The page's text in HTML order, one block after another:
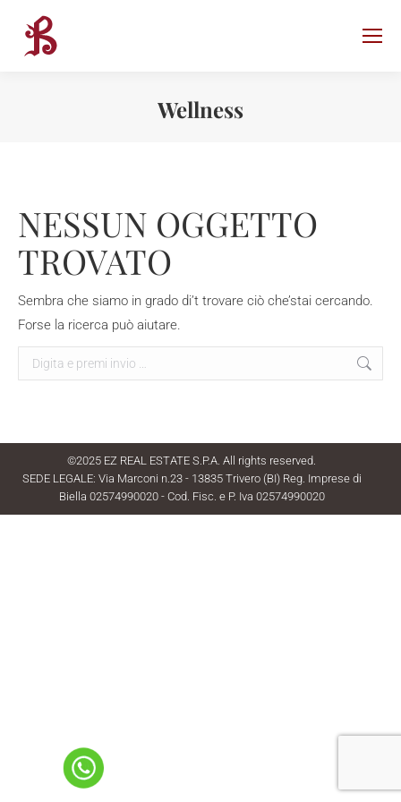
Wellness
NESSUN OGGETTO
TROVATO
Sembra che siamo in grado di’t trovare ciò che’stai cercando.
Forse la ricerca può aiutare.
Search:
©2025 EZ REAL ESTATE S.P.A. All rights reserved.
SEDE LEGALE: Via Marconi n.23 - 13835 Trivero (BI) Reg. Imprese di
Biella 02574990020 - Cod. Fisc. e P. Iva 02574990020